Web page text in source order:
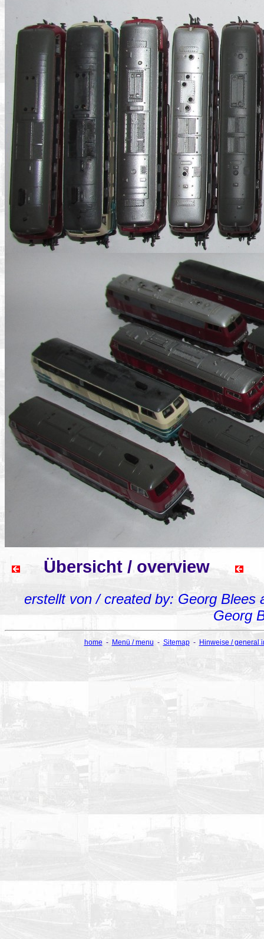
Übersicht / overview
erstellt von / created by: Georg Blees
Georg
home- Menü / menu - Sitemap- Hinweise / general